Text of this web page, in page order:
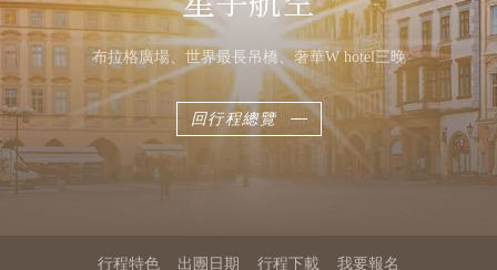
布拉格廣場、世界最長吊橋、奢華W hotel三晚
回行程總覽
行程特色 出團日期 行程下載 我要報名